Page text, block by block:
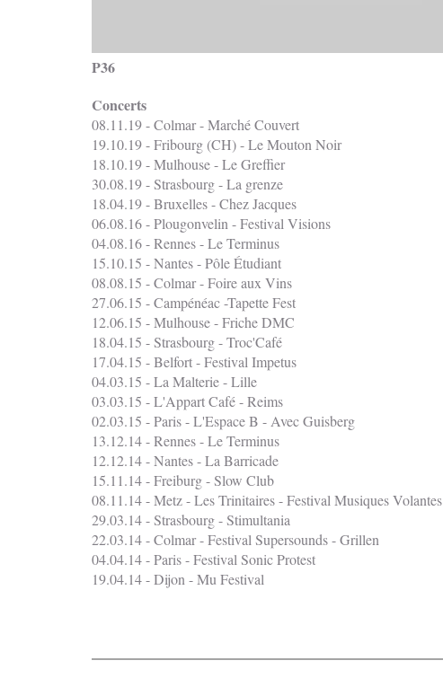
P36
Concerts
08.11.19 - Colmar - Marché Couvert
19.10.19 - Fribourg (CH) - Le Mouton Noir
18.10.19 - Mulhouse - Le Greffier
30.08.19 - Strasbourg - La grenze
18.04.19 - Bruxelles - Chez Jacques
06.08.16 - Plougonvelin - Festival Visions
04.08.16 - Rennes - Le Terminus
15.10.15 - Nantes - Pôle Étudiant
08.08.15 - Colmar - Foire aux Vins
27.06.15 - Campénéac -Tapette Fest
12.06.15 - Mulhouse - Friche DMC
18.04.15 - Strasbourg - Troc'Café
17.04.15 - Belfort - Festival Impetus
04.03.15 - La Malterie - Lille
03.03.15 - L'Appart Café - Reims
02.03.15 - Paris - L'Espace B - Avec Guisberg
13.12.14 - Rennes - Le Terminus
12.12.14 - Nantes - La Barricade
15.11.14 - Freiburg - Slow Club
08.11.14 - Metz - Les Trinitaires - Festival Musiques Volantes
29.03.14 - Strasbourg - Stimultania
22.03.14 - Colmar - Festival Supersounds - Grillen
04.04.14 - Paris - Festival Sonic Protest
19.04.14 - Dijon - Mu Festival